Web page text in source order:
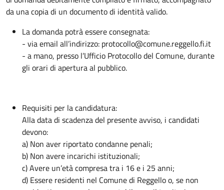
da una copia di un documento di identità valido.
La domanda potrà essere consegnata:
- via email all’indirizzo: protocollo@comune.reggello.fi.it
- a mano, presso l’Ufficio Protocollo del Comune, durante
gli orari di apertura al pubblico.
Requisiti per la candidatura:
Alla data di scadenza del presente avviso, i candidati
devono:
a) Non aver riportato condanne penali;
b) Non avere incarichi istituzionali;
c) Avere un’età compresa tra i 16 e i 25 anni;
d) Essere residenti nel Comune di Reggello o, se non